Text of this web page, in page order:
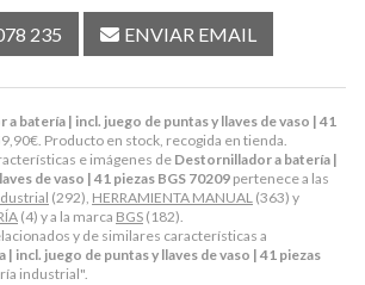
batería | incl. juego de puntas y llaves de vaso | 41
€. Producto en stock, recogida en tienda.
e imágenes de Destornillador a batería |
de vaso | 41 piezas BGS 70209 pertenece a las
(292), HERRAMIENTA MANUAL (363) y
(4) y a la marca BGS (182).
y de similares características a
incl. juego de puntas y llaves de vaso | 41 piezas
industrial".
235 ENVIAR EMAIL